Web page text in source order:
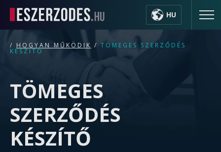
HU
/ HOGYAN MŰKÖDIK / TÖMEGES SZERZŐDÉS
KÉSZÍTŐ
TÖMEGES
SZERZŐDÉS
KÉSZÍTŐ